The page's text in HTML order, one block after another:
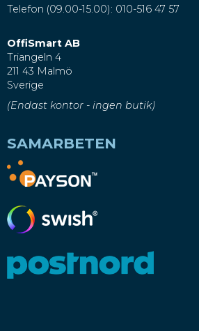
Telefon (09.00-15.00): 010-516 47 57
OffiSmart AB
Triangeln 4
211 43 Malmö
Sverige
(Endast kontor - ingen butik)
SAMARBETEN